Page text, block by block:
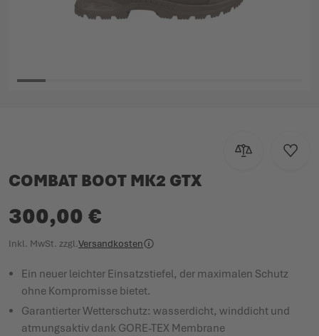
Zur Zur
COMBAT BOOT MK2 GTX
300,00 €
Inkl. MwSt. zzgl.Versandkosten
Ein neuer leichter Einsatzstiefel, der maximalen Schutz
ohne Kompromisse bietet.
Garantierter Wetterschutz: wasserdicht, winddicht und
atmungsaktiv dank GORE-TEX Membrane